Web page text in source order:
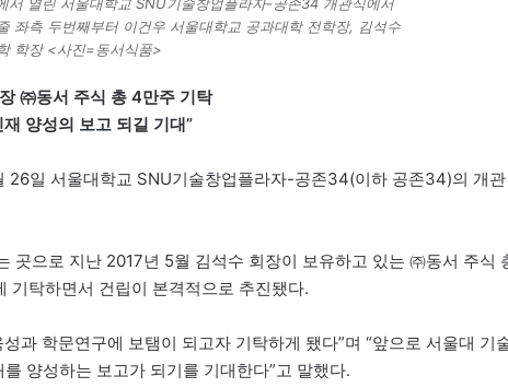
좌측 두번째부터 이건우 서울대학교 공과대학 전학장, 김석수
학장 <사진=동서식품>
㈜동서 주식 총 4만주 기탁
양성의 보고 되길 기대”
26일 서울대학교 SNU기술창업플라자-공존34(이하 공존34)의 개관
곳으로 지난 2017년 5월 김석수 회장이 보유하고 있는 ㈜동서 주식
기탁하면서 건립이 본격적으로 추진됐다.
과 학문연구에 보탬이 되고자 기탁하게 됐다”며 “앞으로 서울대 기
양성하는 보고가 되기를 기대한다”고 말했다.